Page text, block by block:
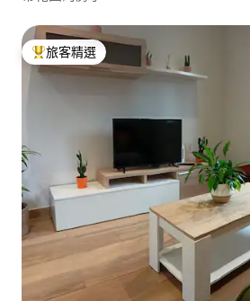
旅客精選榜首
旅客精選